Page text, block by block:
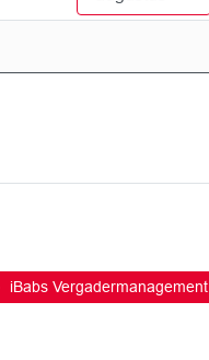
iBabs Vergadermanagement